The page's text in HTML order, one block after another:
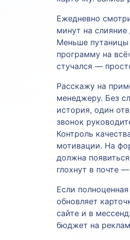
Ежедневно
минут на
Меньше
программу на
стучался —
Расскажу на
менеджеру. Без
история, один
звонок
Контроль
мотивации. На
должна
глохнут в почте
Если
обновляет
сайте и в
бюджет на